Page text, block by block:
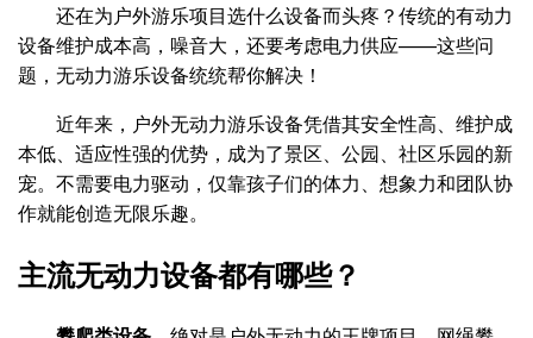
还在为户外游乐项目选什么设备而头疼？传统的有动力
设备维护成本高，噪音大，还要考虑电力供应——这些问
题，无动力游乐设备统统帮你解决！
近年来，户外无动力游乐设备凭借其安全性高、维护成
本低、适应性强的优势，成为了景区、公园、社区乐园的新
宠。不需要电力驱动，仅靠孩子们的体力、想象力和团队协
作就能创造无限乐趣。
主流无动力设备都有哪些？